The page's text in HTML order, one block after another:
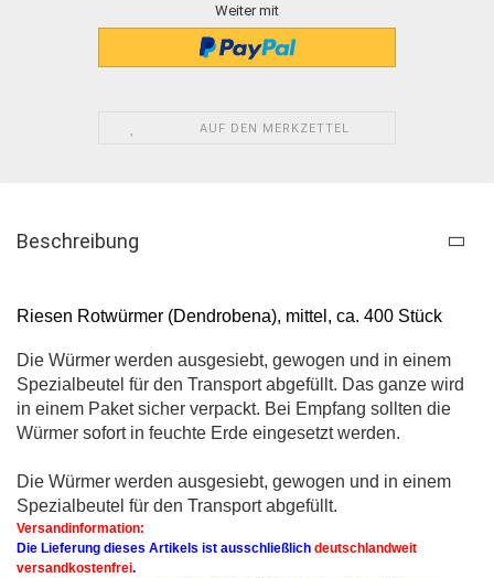
Weiter mit
AUF DEN MERKZETTEL
Beschreibung
Riesen Rotwürmer (Dendrobena), mittel, ca. 400 Stück
Die Würmer werden ausgesiebt, gewogen und in einem
Spezialbeutel für den Transport abgefüllt. Das ganze wird
in einem Paket sicher verpackt. Bei Empfang sollten die
Würmer sofort in feuchte Erde eingesetzt werden.
Die Würmer werden ausgesiebt, gewogen und in einem
Spezialbeutel für den Transport abgefüllt.
Versandinformation:
Die Lieferung dieses Artikels ist ausschließlich deutschlandweit
versandkostenfrei.